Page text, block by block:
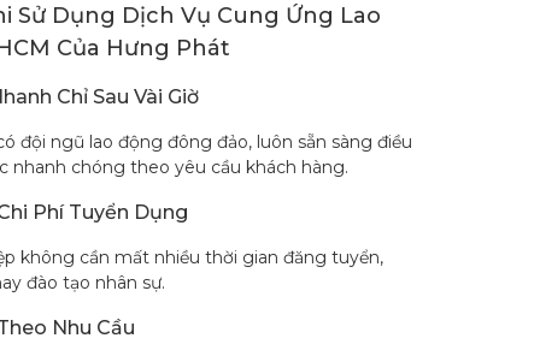
Sử Dụng Dịch Vụ Cung Ứng Lao
Của Hưng Phát
Chỉ Sau Vài Giờ
đội ngũ lao động đông đảo, luôn sẵn sàng điều
nhanh chóng theo yêu cầu khách hàng.
Phí Tuyển Dụng
không cần mất nhiều thời gian đăng tuyển,
đào tạo nhân sự.
Nhu Cầu